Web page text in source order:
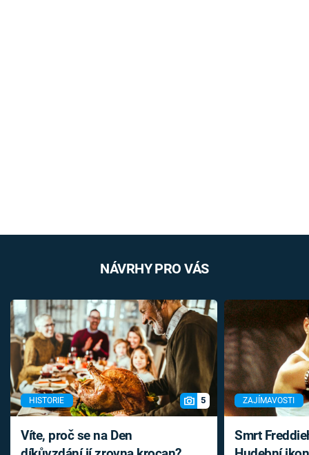
NÁVRHY PRO VÁS
HISTORIE 5
Víte, proč se na Den
ZAJÍMAVOSTI
Smrt